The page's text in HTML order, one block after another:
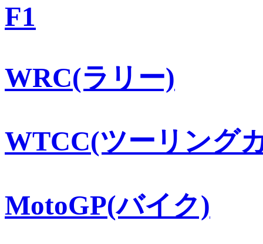
F1
WRC(ラリー)
WTCC(ツーリング
MotoGP(バイク)